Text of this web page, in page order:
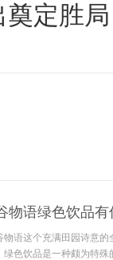
定胜
物语绿色饮品有
物语这个充满田园诗意
绿色饮品是一种颇为特